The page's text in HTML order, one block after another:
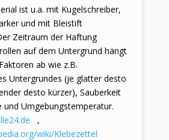
ist u.a. mit Kugelschreiber,
und mit Bleistift
Zeitraum der Haftung
auf dem Untergrund hängt
ab wie z.B.
Untergrundes (je glatter desto
desto kürzer), Sauberkeit
und Umgebungstemperatur.
,
wiki/Klebezettel